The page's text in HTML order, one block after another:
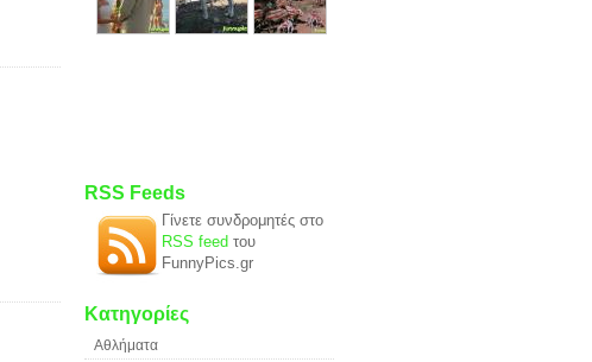
RSS Feeds
Γίνετε συνδρομητές στο
RSS feed του
FunnyPics.gr
Κατηγορίες
Αθλήματα